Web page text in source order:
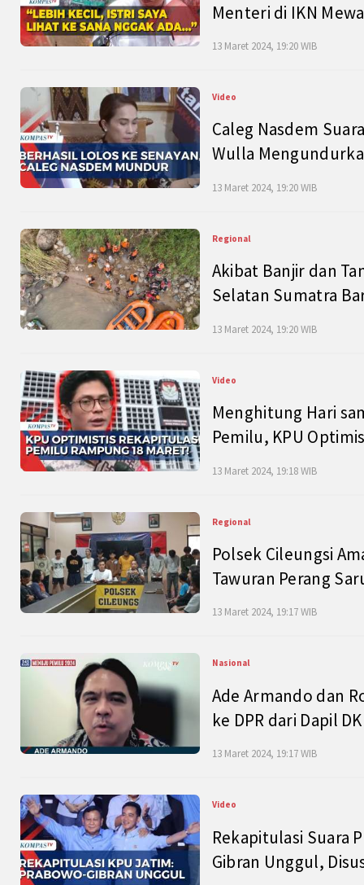
Menteri di IKN
13 Maret 2024, 19:20 WIB
Video
Caleg Nasdem
Wulla
13 Maret 2024, 19:20 WIB
Regional
Akibat Banjir dan
Selatan Sumatra
13 Maret 2024, 19:20 WIB
Video
Menghitung Hari
Pemilu, KPU
13 Maret 2024, 19:18 WIB
Regional
Polsek Cileungsi
Tawuran Perang
13 Maret 2024, 19:17 WIB
Nasional
Ade Armando dan
ke DPR dari Dapil
13 Maret 2024, 19:17 WIB
Video
Rekapitulasi Suara
Gibran Unggul,